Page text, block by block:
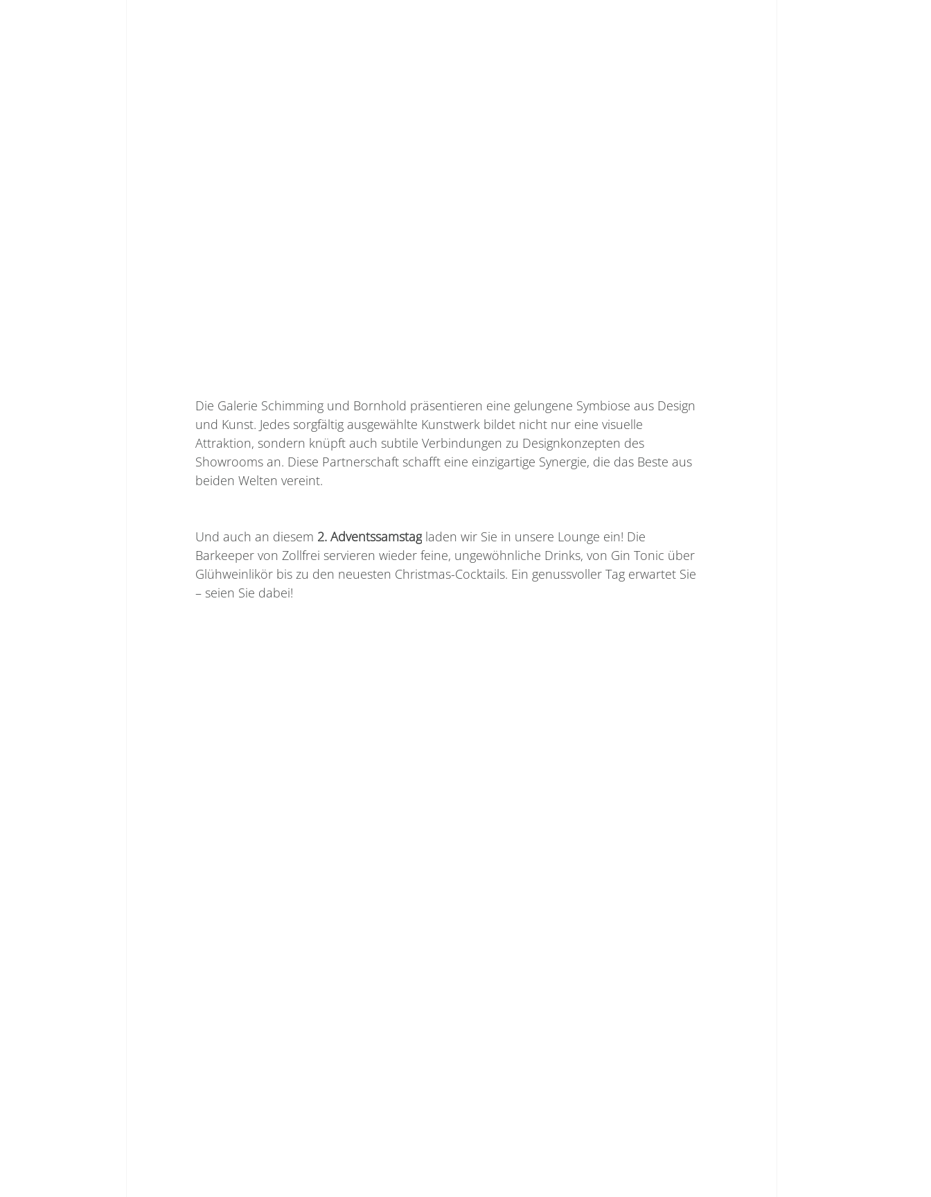
Die Galerie Schimming und Bornhold präsentieren eine gelungene Symbiose aus Design
und Kunst. Jedes sorgfältig ausgewählte Kunstwerk bildet nicht nur eine visuelle
Attraktion, sondern knüpft auch subtile Verbindungen zu Designkonzepten des
Showrooms an. Diese Partnerschaft schafft eine einzigartige Synergie, die das Beste aus
beiden Welten vereint.
Und auch an diesem 2. Adventssamstag laden wir Sie in unsere Lounge ein! Die
Barkeeper von Zollfrei servieren wieder feine, ungewöhnliche Drinks, von Gin Tonic über
Glühweinlikör bis zu den neuesten Christmas-Cocktails. Ein genussvoller Tag erwartet Sie
– seien Sie dabei!